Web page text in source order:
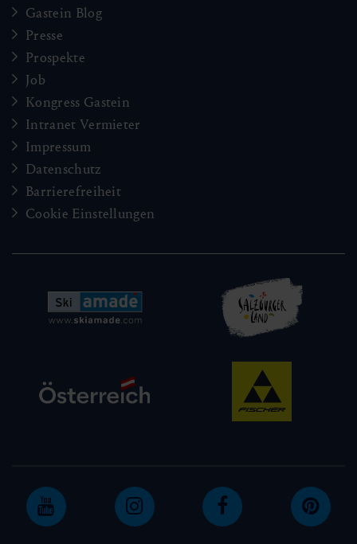
Gastein Blog
Presse
Prospekte
Job
Kongress Gastein
Intranet Vermieter
Impressum
Datenschutz
Barrierefreiheit
Cookie Einstellungen